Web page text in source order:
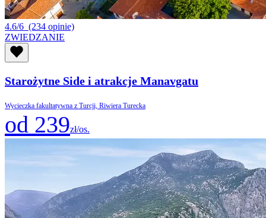
4.6/6 (234 opinie)
ZWIEDZANIE
Starożytne Side i atrakcje Manavgatu
Wycieczka fakultatywna z Turcji, Riwiera Turecka
od 239zł/os.